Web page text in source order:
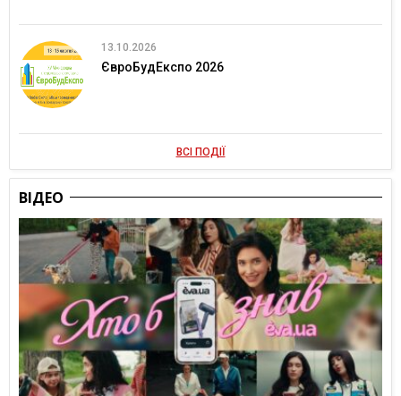
13.10.2026
ЄвроБудЕкспо 2026
ВСІ ПОДІЇ
ВІДЕО